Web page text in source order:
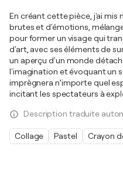
En créant cette pièce, j'ai mis
brutes et d'émotions,
pour former un visage qui
d'art, avec ses éléments de
un aperçu d'un monde
l'imagination et évoquant un
imprègnera n’importe quel
incitant les spectateurs à
Description traduite
Collage Pastel Crayon